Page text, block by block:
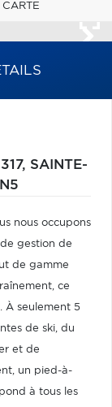
CARTE
SAINTE-
nous occupons
gestion de
de gamme
ce
À seulement 5
de ski, du
et de
un pied-à-
à tous les